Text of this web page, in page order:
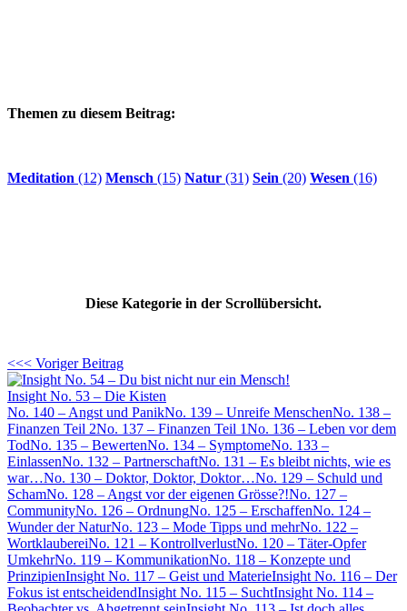
Themen zu diesem Beitrag:
Meditation (12) Mensch (15) Natur (31) Sein (20) Wesen (16)
Diese Kategorie in der Scrollübersicht.
<<< Voriger Beitrag
Insight No. 53 – Die Kisten
No. 140 – Angst und PanikNo. 139 – Unreife MenschenNo. 138 –
Finanzen Teil 2No. 137 – Finanzen Teil 1No. 136 – Leben vor dem
TodNo. 135 – BewertenNo. 134 – SymptomeNo. 133 –
EinlassenNo. 132 – PartnerschaftNo. 131 – Es bleibt nichts, wie es
war…No. 130 – Doktor, Doktor, Doktor…No. 129 – Schuld und
SchamNo. 128 – Angst vor der eigenen Grösse?!No. 127 –
CommunityNo. 126 – OrdnungNo. 125 – ErschaffenNo. 124 –
Wunder der NaturNo. 123 – Mode Tipps und mehrNo. 122 –
WortklaubereiNo. 121 – KontrollverlustNo. 120 – Täter-Opfer
UmkehrNo. 119 – KommunikationNo. 118 – Konzepte und
PrinzipienInsight No. 117 – Geist und MaterieInsight No. 116 – Der
Fokus ist entscheidendInsight No. 115 – SuchtInsight No. 114 –